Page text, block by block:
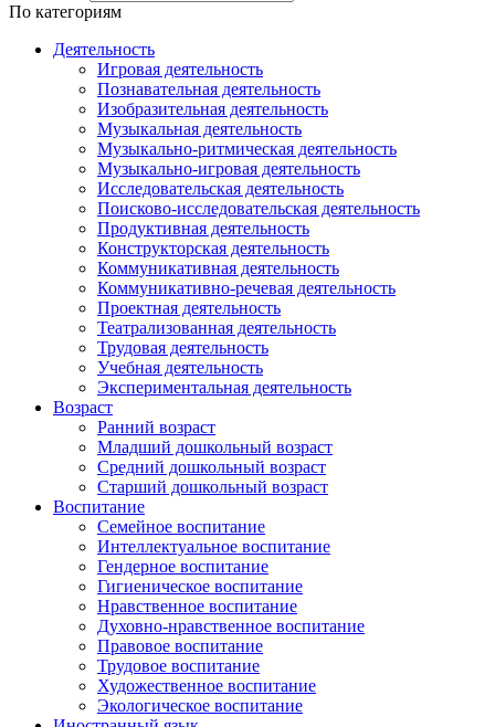
По категориям
Деятельность
Игровая деятельность
Познавательная деятельность
Изобразительная деятельность
Музыкальная деятельность
Музыкально-ритмическая деятельность
Музыкально-игровая деятельность
Исследовательская деятельность
Поисково-исследовательская деятельность
Продуктивная деятельность
Конструкторская деятельность
Коммуникативная деятельность
Коммуникативно-речевая деятельность
Проектная деятельность
Театрализованная деятельность
Трудовая деятельность
Учебная деятельность
Экспериментальная деятельность
Возраст
Ранний возраст
Младший дошкольный возраст
Средний дошкольный возраст
Старший дошкольный возраст
Воспитание
Семейное воспитание
Интеллектуальное воспитание
Гендерное воспитание
Гигиеническое воспитание
Нравственное воспитание
Духовно-нравственное воспитание
Правовое воспитание
Трудовое воспитание
Художественное воспитание
Экологическое воспитание